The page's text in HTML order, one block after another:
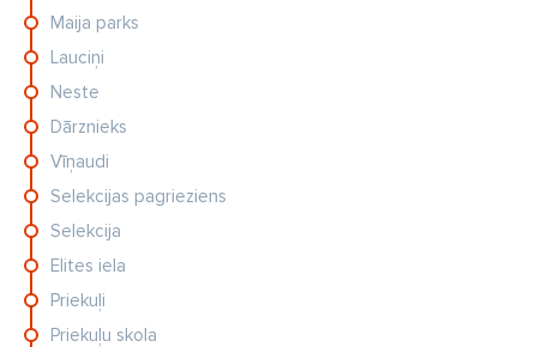
Maija parks
Lauciņi
Neste
Dārznieks
Vīņaudi
Selekcijas pagrieziens
Selekcija
Elites iela
Priekuļi
Priekuļu skola
CIEMOS
FOTO: Vieta romantikai un ballītēm. Kā Andrejeva un